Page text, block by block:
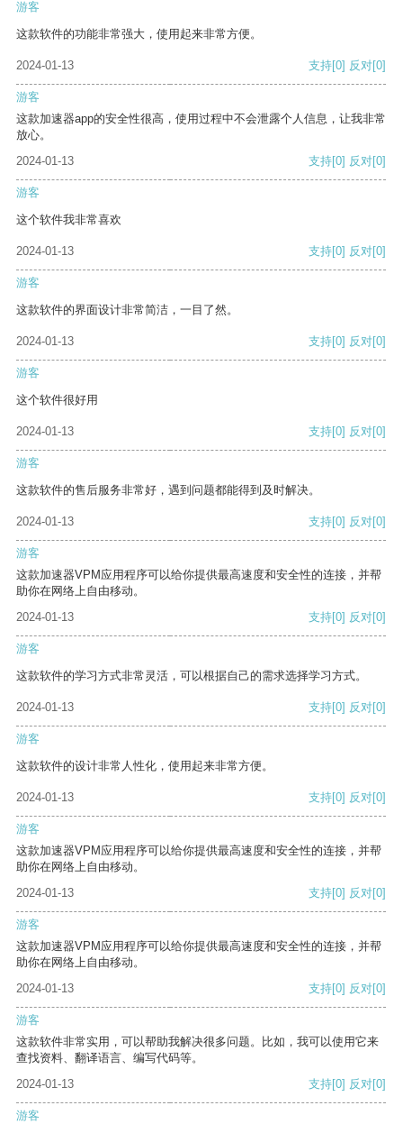
游客
这款软件的功能非常强大，使用起来非常方便。
2024-01-13 支持[0] 反对[0]
游客
这款加速器app的安全性很高，使用过程中不会泄露个人信息，让我非常
放心。
2024-01-13
支持[0] 反对[0]
游客
这个软件我非常喜欢
2024-01-13 支持[0] 反对[0]
游客
这款软件的界面设计非常简洁，一目了然。
2024-01-13 支持[0] 反对[0]
游客
这个软件很好用
2024-01-13 支持[0] 反对[0]
游客
这款软件的售后服务非常好，遇到问题都能得到及时解决。
2024-01-13 支持[0] 反对[0]
游客
这款加速器VPM应用程序可以给你提供最高速度和安全性的连接，并帮
助你在网络上自由移动。
2024-01-13
支持[0] 反对[0]
游客
这款软件的学习方式非常灵活，可以根据自己的需求选择学习方式。
2024-01-13 支持[0] 反对[0]
游客
这款软件的设计非常人性化，使用起来非常方便。
2024-01-13 支持[0] 反对[0]
游客
这款加速器VPM应用程序可以给你提供最高速度和安全性的连接，并帮
助你在网络上自由移动。
2024-01-13
支持[0] 反对[0]
游客
这款加速器VPM应用程序可以给你提供最高速度和安全性的连接，并帮
助你在网络上自由移动。
2024-01-13
支持[0] 反对[0]
游客
这款软件非常实用，可以帮助我解决很多问题。比如，我可以使用它来
查找资料、翻译语言、编写代码等。
2024-01-13
支持[0] 反对[0]
游客